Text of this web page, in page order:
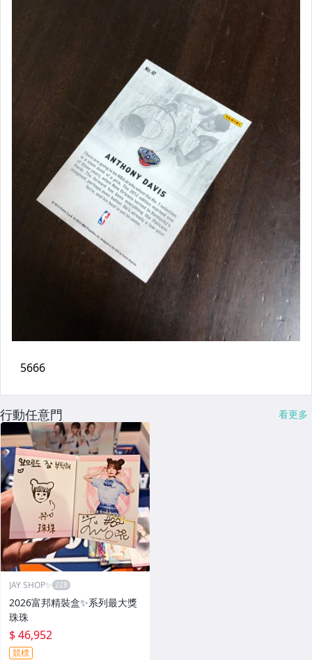
行動任意門 看更多
JAY SHOP✨
2026富邦精裝盒✨系列最大獎
珠珠
$ 46,952
競標